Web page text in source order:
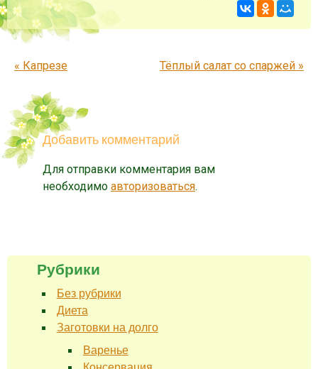
Запись навигация
« Капрезе Тёплый салат со спаржей »
Добавить комментарий
Для отправки комментария вам
необходимо авторизоваться.
Рубрики
Без рубрики
Диета
Заготовки на долго
Варенье